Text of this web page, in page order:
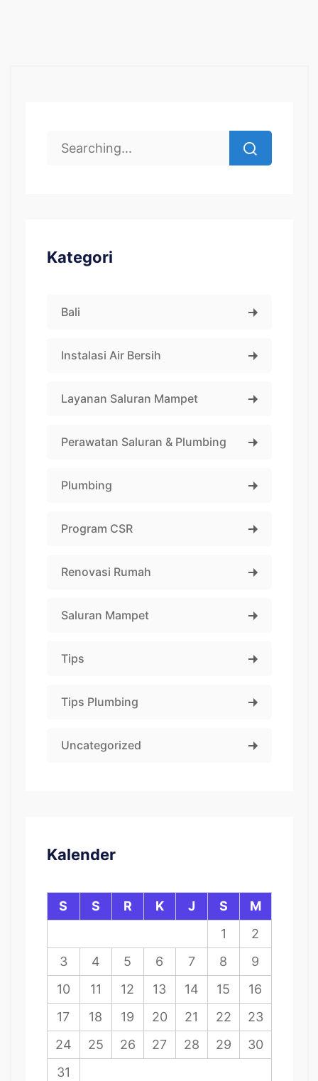
Kategori
Bali
Instalasi Air Bersih
Layanan Saluran Mampet
Perawatan Saluran & Plumbing
Plumbing
Program CSR
Renovasi Rumah
Saluran Mampet
Tips
Tips Plumbing
Uncategorized
Kalender
S S R K J S
M
1
2
3
4 5 6 7 8
9
10
11 12 13 14 15
16
17
18 19 20 21 22
23
24
25 26 27 28 29
30
31